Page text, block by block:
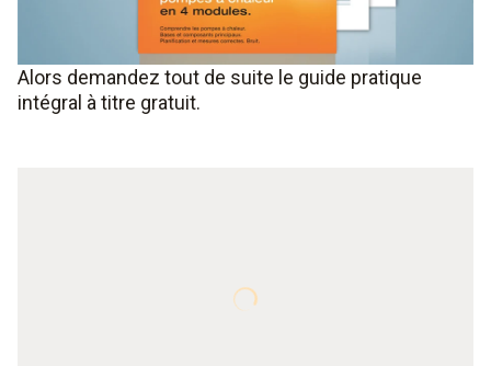
Alors demandez tout de suite le guide pratique
intégral à titre gratuit.